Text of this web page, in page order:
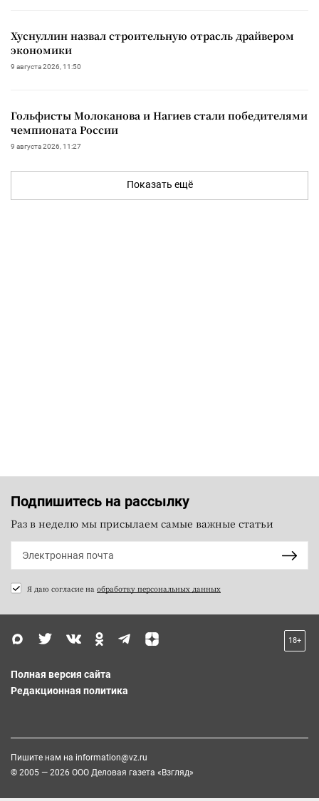
Хуснуллин назвал строительную отрасль драйвером
экономики
9 августа 2026, 11:50
Гольфисты Молоканова и Нагиев стали победителями
чемпионата России
9 августа 2026, 11:27
Показать ещё
Подпишитесь на рассылку
Раз в неделю мы присылаем самые важные статьи
Я даю согласие на обработку персональных данных
18+
Полная версия сайта
Редакционная политика
Пишите нам на information@vz.ru
© 2005 — 2026 ООО Деловая газета «Взгляд»